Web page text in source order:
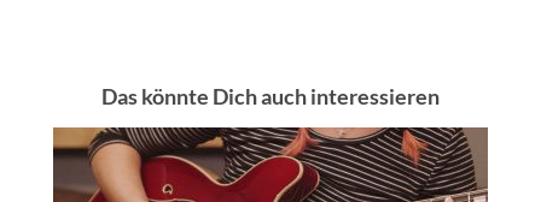
Das könnte Dich auch interessieren